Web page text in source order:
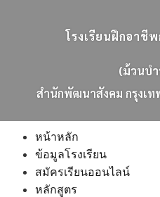
โรงเรียนฝึกอาชี
(ม้วนบ
สนกพฒนาสงคม กรงเท
หน้าหลัก
ข้อมูลโรงเรียน
สมัครเรียนออนไลน์
หลักสูตร